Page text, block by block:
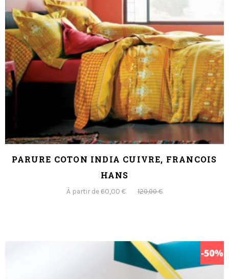
PARURE COTON INDIA CUIVRE, FRANCOIS
HANS
À partir de 60,00 € 120,00 €